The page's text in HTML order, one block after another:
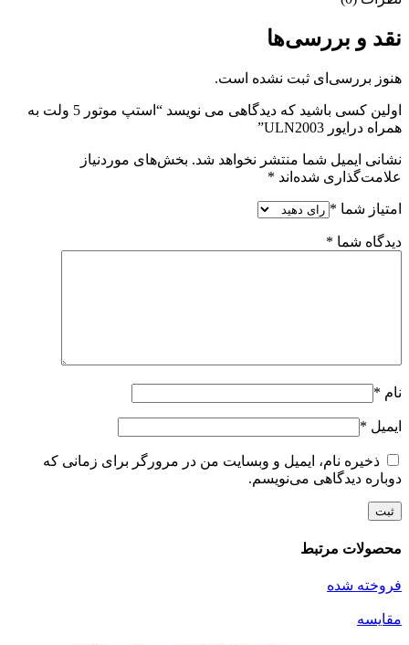
نقد و بررسی‌ها
هنوز بررسی‌ای ثبت نشده است.
اولین کسی باشید که دیدگاهی می نویسد “استپ موتور 5 ولت به
همراه درایور ULN2003”
نشانی ایمیل شما منتشر نخواهد شد. بخش‌های موردنیاز
علامت‌گذاری شده‌اند *
امتیاز شما *
دیدگاه شما *
نام *
ایمیل *
ذخیره نام، ایمیل و وبسایت من در مرورگر برای زمانی که
دوباره دیدگاهی می‌نویسم.
محصولات مرتبط
فروخته شده
مقايسه